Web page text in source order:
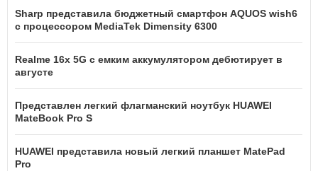
Sharp представила бюджетный смартфон AQUOS wish6
с процессором MediaTek Dimensity 6300
Realme 16x 5G с емким аккумулятором дебютирует в
августе
Представлен легкий флагманский ноутбук HUAWEI
MateBook Pro S
HUAWEI представила новый легкий планшет MatePad
Pro